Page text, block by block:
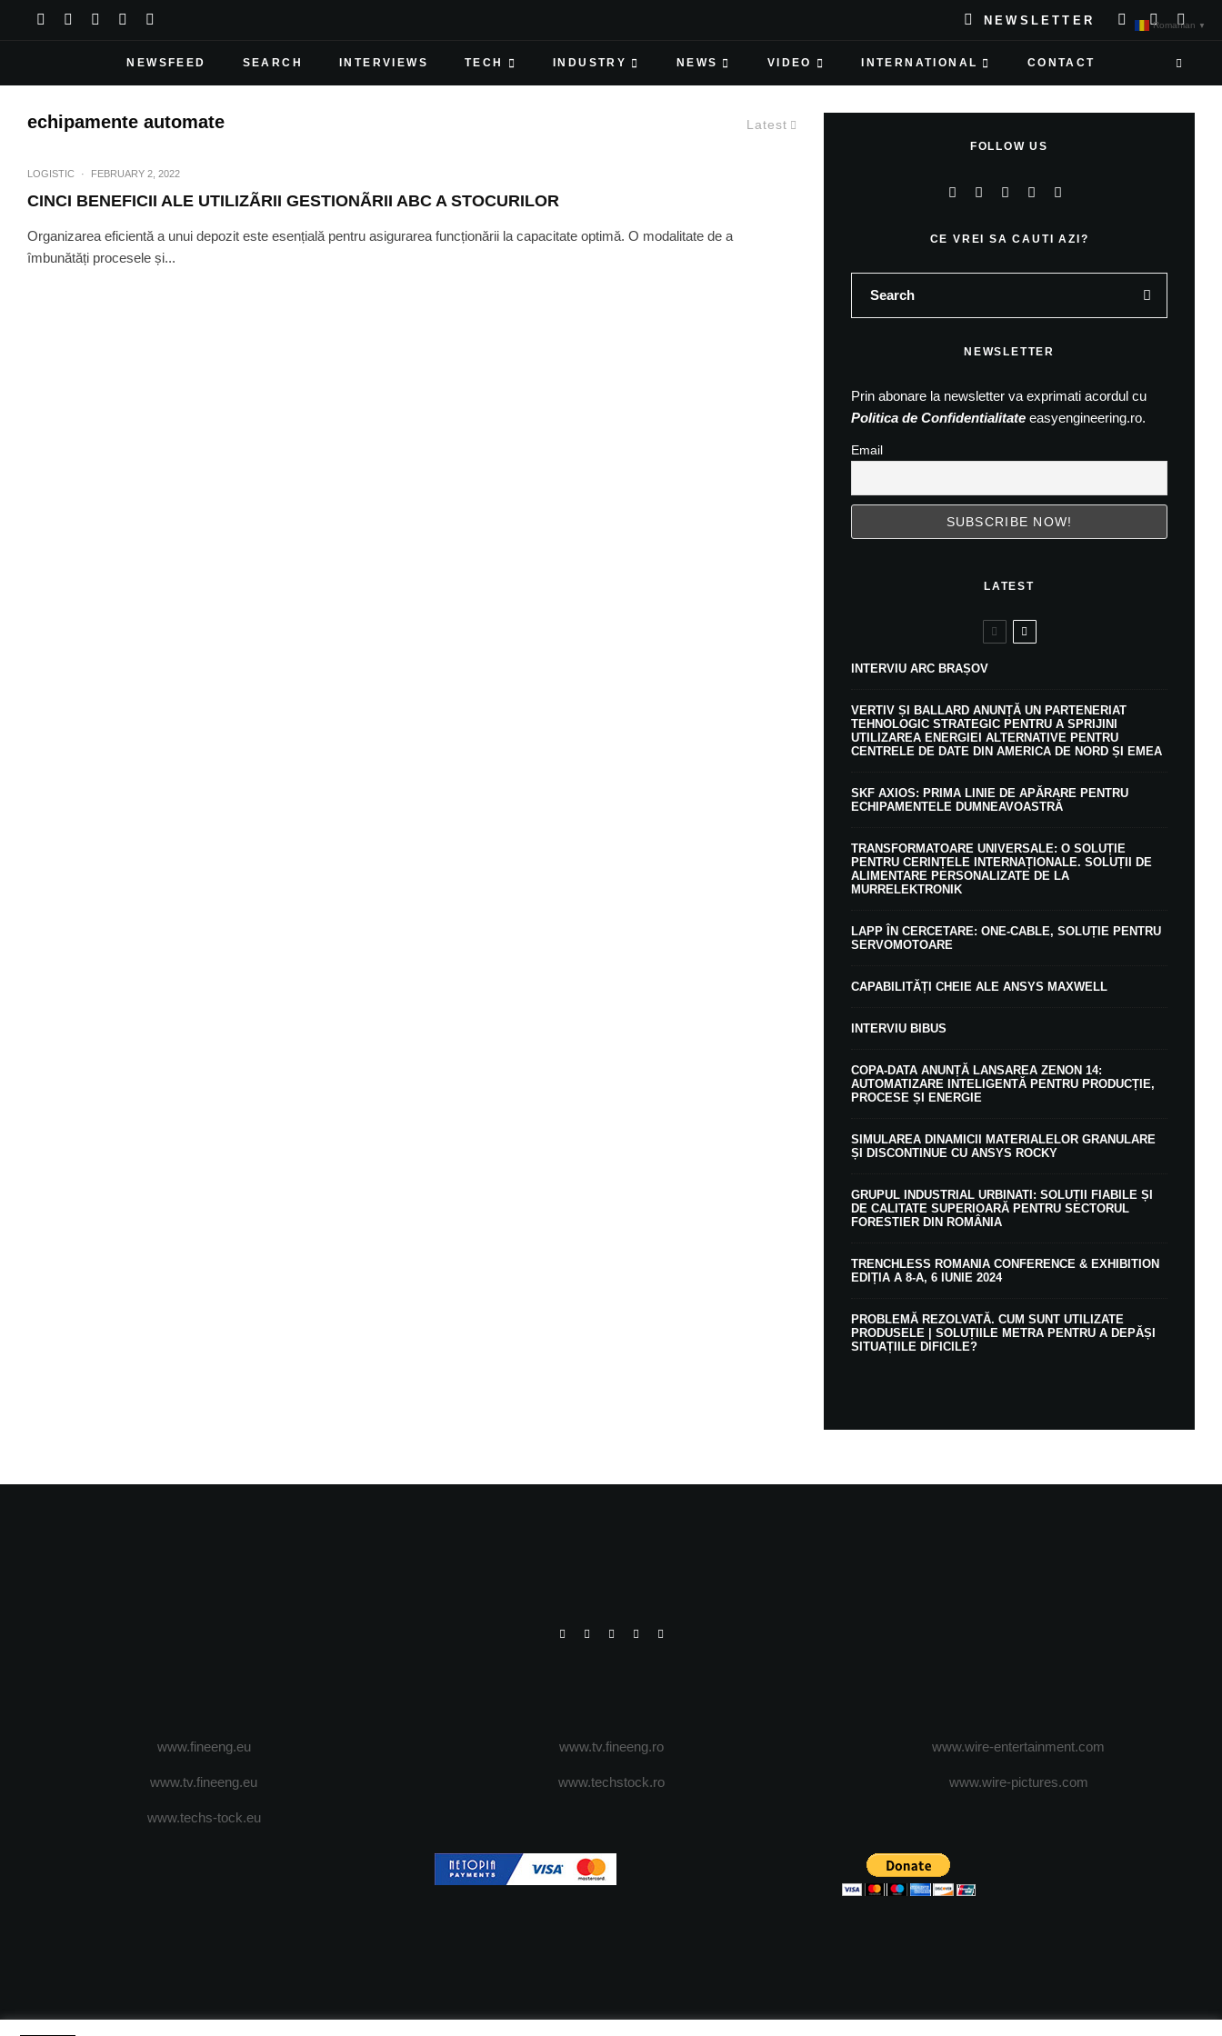
NEWSLETTER
NEWSFEED SEARCH INTERVIEWS TECH INDUSTRY NEWS VIDEO INTERNATIONAL CONTACT
Latest
echipamente automate
LOGISTIC · FEBRUARY 2, 2022
CINCI BENEFICII ALE UTILIZÃRII GESTIONÃRII ABC A STOCURILOR
Organizarea eficientă a unui depozit este esențială pentru asigurarea funcționării la capacitate optimă. O modalitate de a
îmbunătăți procesele și...
FOLLOW US
CE VREI SA CAUTI AZI?
NEWSLETTER
Prin abonare la newsletter va exprimati acordul cu
Politica de Confidentialitate easyengineering.ro.
Email
LATEST
INTERVIU ARC BRAȘOV
VERTIV ȘI BALLARD ANUNȚĂ UN PARTENERIAT
TEHNOLOGIC STRATEGIC PENTRU A SPRIJINI
UTILIZAREA ENERGIEI ALTERNATIVE PENTRU
CENTRELE DE DATE DIN AMERICA DE NORD ȘI EMEA
SKF AXIOS: PRIMA LINIE DE APĂRARE PENTRU
ECHIPAMENTELE DUMNEAVOASTRĂ
TRANSFORMATOARE UNIVERSALE: O SOLUȚIE
PENTRU CERINȚELE INTERNAȚIONALE. SOLUȚII DE
ALIMENTARE PERSONALIZATE DE LA
MURRELEKTRONIK
LAPP ÎN CERCETARE: ONE-CABLE, SOLUȚIE PENTRU
SERVOMOTOARE
CAPABILITĂȚI CHEIE ALE ANSYS MAXWELL
INTERVIU BIBUS
COPA-DATA ANUNȚĂ LANSAREA ZENON 14:
AUTOMATIZARE INTELIGENTĂ PENTRU PRODUCȚIE,
PROCESE ȘI ENERGIE
SIMULAREA DINAMICII MATERIALELOR GRANULARE
ȘI DISCONTINUE CU ANSYS ROCKY
GRUPUL INDUSTRIAL URBINATI: SOLUȚII FIABILE ȘI
DE CALITATE SUPERIOARĂ PENTRU SECTORUL
FORESTIER DIN ROMÂNIA
TRENCHLESS ROMANIA CONFERENCE & EXHIBITION
EDIȚIA A 8-A, 6 IUNIE 2024
PROBLEMĂ REZOLVATĂ. CUM SUNT UTILIZATE
PRODUSELE | SOLUȚIILE METRA PENTRU A DEPĂȘI
SITUAȚIILE DIFICILE?
www.fineeng.eu
www.tv.fineeng.eu
www.techs-tock.eu
www.tv.fineeng.ro
www.techstock.ro
www.wire-entertainment.com
www.wire-pictures.com
Romanian ▼